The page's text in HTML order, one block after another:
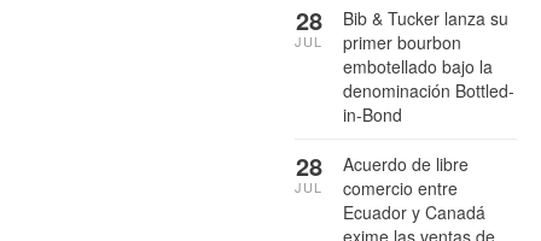
Bib & Tucker lanza su
primer bourbon
embotellado bajo la
denominación Bottled-
in-Bond
28
JUL
Acuerdo de libre
comercio entre
Ecuador y Canadá
exime las ventas de
28
JUL